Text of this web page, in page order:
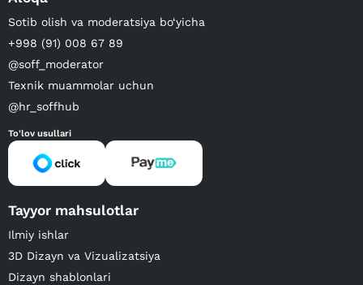
Sotib olish va moderatsiya bo‘yicha
+998 (91) 008 67 89
@soff_moderator
Texnik muammolar uchun
@hr_soffhub
To'lov usullari
Tayyor mahsulotlar
Ilmiy ishlar
3D Dizayn va Vizualizatsiya
Dizayn shablonlari